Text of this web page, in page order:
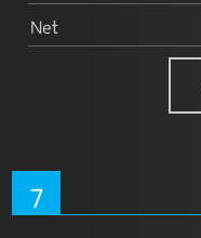
Net
7